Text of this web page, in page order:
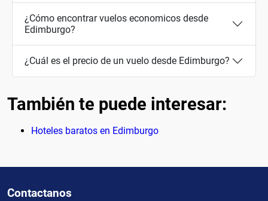
¿Cómo encontrar vuelos economicos desde
Edimburgo?
¿Cuál es el precio de un vuelo desde Edimburgo?
También te puede interesar:
Hoteles baratos en Edimburgo
Contactanos